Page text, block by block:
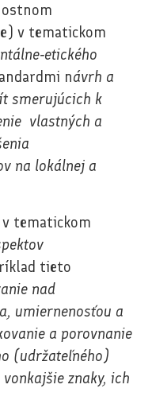
v tematickom
návrh a
smerujúcich k
vlastných a
na lokálnej a
tematickom
tieto
nad
umiernenosťou a
a porovnanie
(udržateľného)
znaky, ich